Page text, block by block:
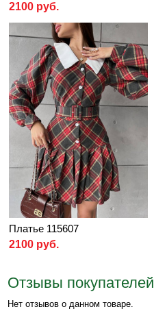
2100 руб.
Платье 115607
2100 руб.
Отзывы покупателей
Нет отзывов о данном товаре.